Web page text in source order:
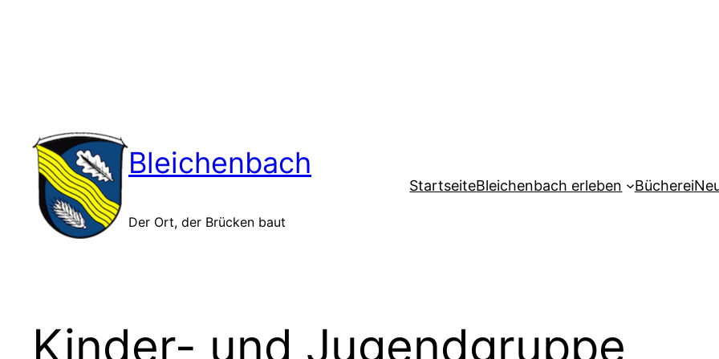
Bleichenbach
Der Ort, der Brücken baut
StartseiteBleichenbach erleben Bücherei
Kinder- und Jugendgruppe